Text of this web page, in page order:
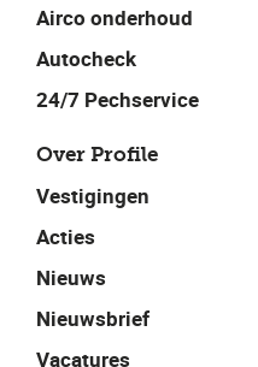
Airco onderhoud
Autocheck
24/7 Pechservice
Over Profile
Vestigingen
Acties
Nieuws
Nieuwsbrief
Vacatures